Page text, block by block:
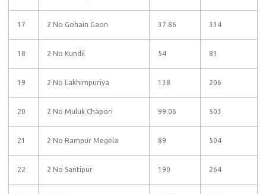
17 2 No Gohain Gaon 37.86 334
18 2 No Kundil 54 81
19 2 No Lakhimpuriya 138 206
20 2 No Muluk Chapori 99.06 503
21 2 No Rampur Megela 89 504
22 2 No Santipur 190 264